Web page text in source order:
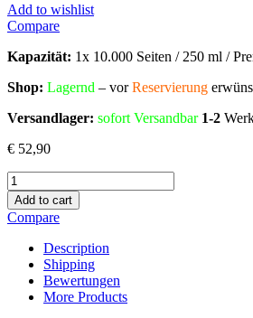
Add to wishlist
Compare
Kapazität: 1x 10.000 Seiten / 250 ml /
Shop: Lagernd – vorReservierung
Versandlager: sofort Versandbar 1-2
€ 52,90
Alternativ
zu
HP
980
Tinte
Black
(D8J10A)
Menge
Add to cart
Compare
Description
Shipping
Bewertungen
More Products